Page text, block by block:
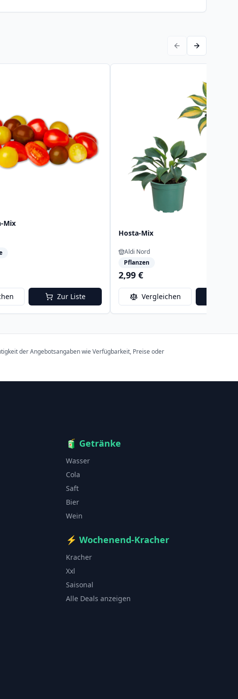
Mix
Zur Liste
Hosta-Mix
Aldi Nord
Pflanzen
2,99 €
Vergleichen
der Angebotsangaben wie Verfügbarkeit, Preise oder
🧃 Getränke
Wasser
Cola
Saft
Bier
Wein
⚡ Wochenend-Kracher
Kracher
Xxl
Saisonal
Alle Deals anzeigen